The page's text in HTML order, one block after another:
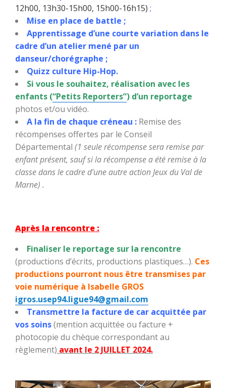
12h00, 13h30-15h00, 15h00-16h15) ;
Mise en place de battle ;
Apprentissage d’une courte variation dans le
cadre d’un atelier mené par un
danseur/chorégraphe ;
Quizz culture Hip-Hop.
Si vous le souhaitez, réalisation avec les
enfants (“Petits Reporters”) d’un reportage
photos et/ou vidéo.
A la fin de chaque créneau : Remise des
récompenses offertes par le Conseil
Départemental (1 seule récompense sera remise par
enfant présent, sauf si la récompense a été remise à la
classe dans le cadre d’une autre action Jeux du Val de
Marne) .
Après la rencontre :
Finaliser le reportage sur la rencontre
(productions d’écrits, productions plastiques…). Ces
productions pourront nous être transmises par
voie numérique à Isabelle GROS
igros.usep94.ligue94@gmail.com
Transmettre la facture de car acquittée par
vos soins(mention acquittée ou facture +
photocopie du chèque correspondant au
règlement) avant le 2 JUILLET 2024.